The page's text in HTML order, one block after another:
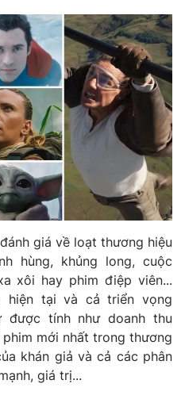
giá về loạt thương hiệu
hùng, khủng long, cuộc
xôi hay phim điệp viên...
hiện tại và cả triển vọng
được tính như doanh thu
mới nhất trong thương
khán giả và cả các phân
giá trị...